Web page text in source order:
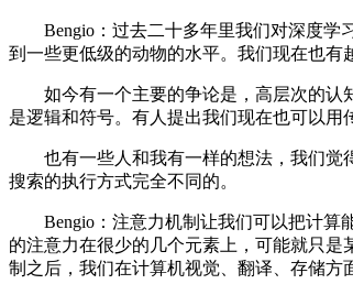
Bengio：过去二十多年里我们对深度学习
到一些更低级的动物的水平。我们现在也有
如今有一个主要的争论是，高层次的认知
是逻辑和符号。有人提出我们现在也可以用
也有一些人和我有一样的想法，我们觉得
搜索的执行方式完全不同的。
Bengio：注意力机制让我们可以把计算能
的注意力在很少的几个元素上，可能就只
制之后，我们在计算机视觉、翻译、存储方